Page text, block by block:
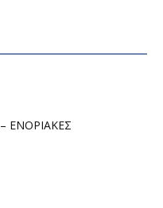
ΕΝΟΡΙΑΚΕΣ